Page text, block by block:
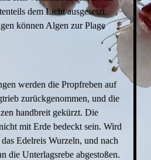
dem Licht ausgesetzt.
können Algen zur Plage
werden die Propfreben auf
zurückgenommen, und die
handbreit gekürzt. Die
mit Erde bedeckt sein. Wird
Edelreis Wurzeln, und nach
die Unterlagsrebe abgestoßen.